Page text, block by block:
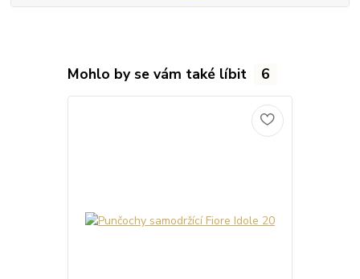
Mohlo by se vám také líbit 6